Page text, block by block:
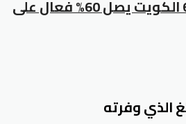
كود خصم 6th street الكويت يصل 60% فعال على
الذي وفرته